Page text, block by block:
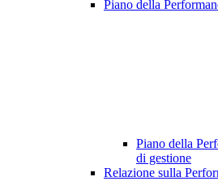
Piano della
Piano della
di gestione
Relazione sulla